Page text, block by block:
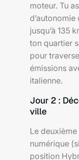
moteur. Tu
jusqu’à 135
ton quartier
pour
émissions
italienne.
Jour 2 :
ville
Le
numérique
position